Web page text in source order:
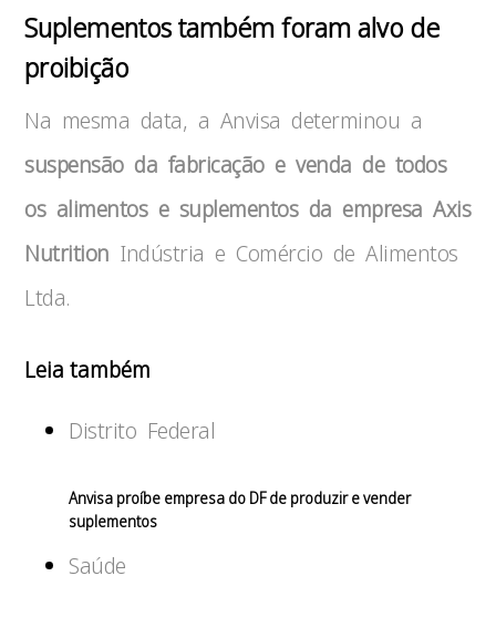
Suplementos também foram alvo de
proibição
Na mesma data, a Anvisa determinou a
suspensão da fabricação e venda de todos
os alimentos e suplementos da empresa Axis
Nutrition Indústria e Comércio de Alimentos
Ltda.
Leia também
Distrito Federal
Anvisa proíbe empresa do DF de produzir e vender
suplementos
Saúde